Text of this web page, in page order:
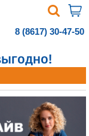
8 (8617) 30-47-50